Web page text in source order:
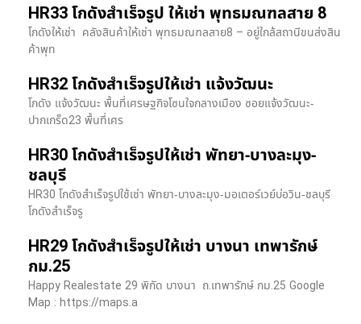
HR33 โกดังสำเร็จรูป ให้เช่า พุทธมณฑลสาย 8
โกดังให้เช่า คลังสินค้าให้เช่า พุทธมณฑลสาย8 – อยู่ใกล้สถานีขนส่งสิน
ค้าพุท
HR32 โกดังสำเร็จรูปให้เช่า แจ้งวัฒนะ
โกดัง แจ้งวัฒนะ พื้นที่เศรษฐกิจโซนใจกลางเมือง ซอยแจ้งวัฒนะ-
ปากเกร็ด23 พื้นที่เศร
HR30 โกดังสำเร็จรูปให้เช่า พัทยา-บางละมุง-
ชลบุรี
HR30 โกดังสำเร็จรูปใช้เช่า พัทยา-บางละมุง-มอเตอร์เวย์บ่อวิน-ชลบุรี
โกดังสำเร็จรู
HR29 โกดังสำเร็จรูปให้เช่า บางนา เทพารักษ์
กม.25
Happy Realestate 29 พิกัด บางนา​ ถ.เทพารักษ์ กม.25 Google
Map : ​https://maps.a